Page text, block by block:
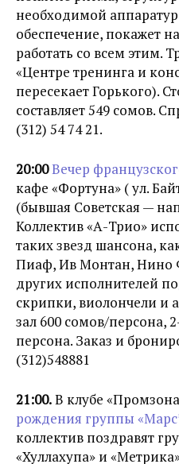
необходимой
обеспечение, покажет
работать со всем этим.
«Центре тренинга и
пересекает Горького).
составляет 549 сомов.
(312) 54 74 21.
20:00Вечер
кафе «Фортуна» ( ул.
(бывшая Советская —
Коллектив «А-Трио»
таких звезд шансона,
Пиаф, Ив Монтан, Нино
других исполнителей
скрипки, виолончели и
зал 600 сомов/персона,
персона. Заказ и
(312)548881
21:00.В клубе
рождения группы
коллектив поздравят
«Хуллахупа» и